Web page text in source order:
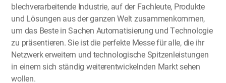
blechverarbeitende Industrie, auf der Fachleute, Produkte
und Lösungen aus der ganzen Welt zusammenkommen,
um das Beste in Sachen Automatisierung und Technologie
zu präsentieren. Sie ist die perfekte Messe für alle, die ihr
Netzwerk erweitern und technologische Spitzenleistungen
in einem sich ständig weiterentwickelnden Markt sehen
wollen.